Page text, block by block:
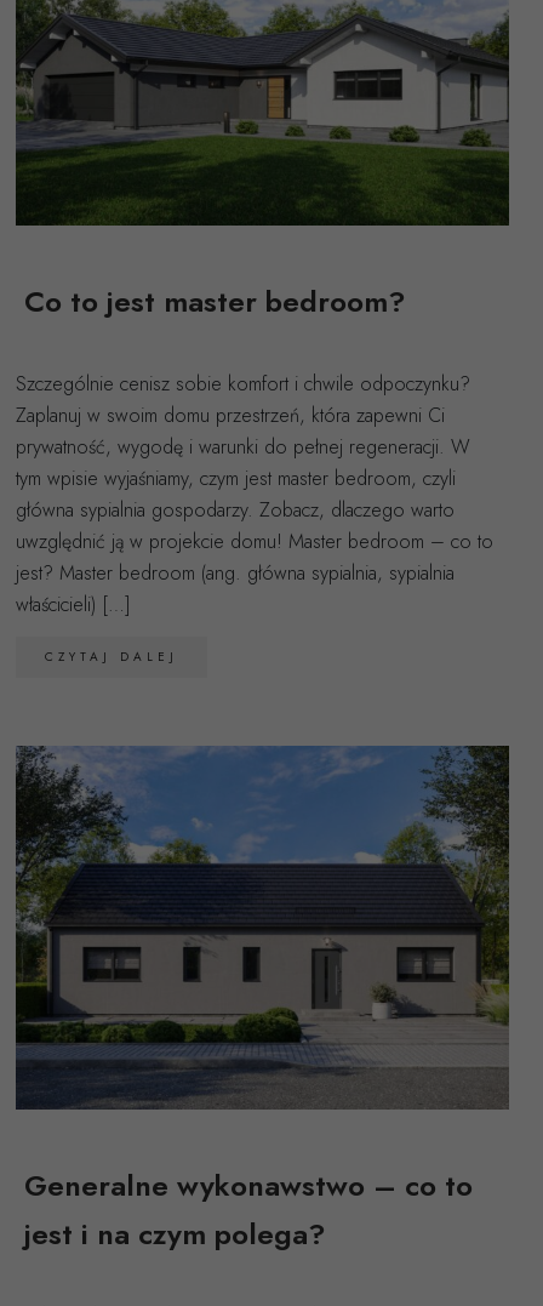
Co to jest master bedroom?
Szczególnie cenisz sobie komfort i chwile odpoczynku?
Zaplanuj w swoim domu przestrzeń, która zapewni Ci
prywatność, wygodę i warunki do pełnej regeneracji. W
tym wpisie wyjaśniamy, czym jest master bedroom, czyli
główna sypialnia gospodarzy. Zobacz, dlaczego warto
uwzględnić ją w projekcie domu! Master bedroom – co to
jest? Master bedroom (ang. główna sypialnia, sypialnia
właścicieli) […]
CZYTAJ DALEJ
Generalne wykonawstwo – co to
jest i na czym polega?